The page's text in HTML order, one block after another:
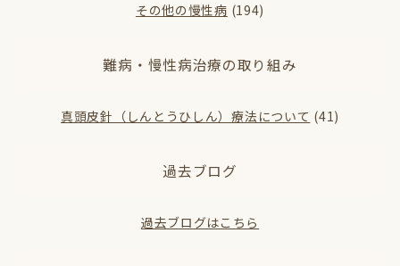
その他の慢性病 (194)
難病・慢性病治療の取り組み
真頭皮針（しんとうひしん）療法について (41)
過去ブログ
過去ブログはこちら